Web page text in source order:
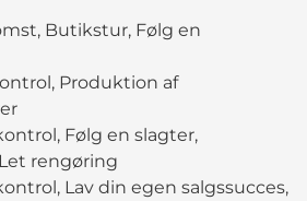
Butikstur, Følg en
Produktion af
Følg en slagter,
rengøring
Lav din egen salgssucces,